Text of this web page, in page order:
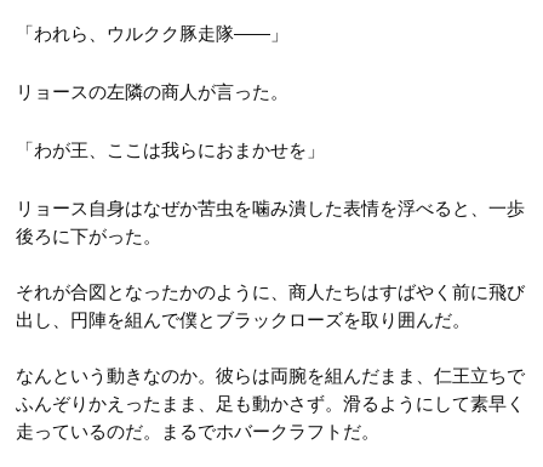
「われら、ウルクク豚走隊――」
リョースの左隣の商人が言った。
「わが王、ここは我らにおまかせを」
リョース自身はなぜか苦虫を噛み潰した表情を浮べると、一歩
後ろに下がった。
それが合図となったかのように、商人たちはすばやく前に飛び
出し、円陣を組んで僕とブラックローズを取り囲んだ。
なんという動きなのか。彼らは両腕を組んだまま、仁王立ちで
ふんぞりかえったまま、足も動かさず。滑るようにして素早く
走っているのだ。まるでホバークラフトだ。